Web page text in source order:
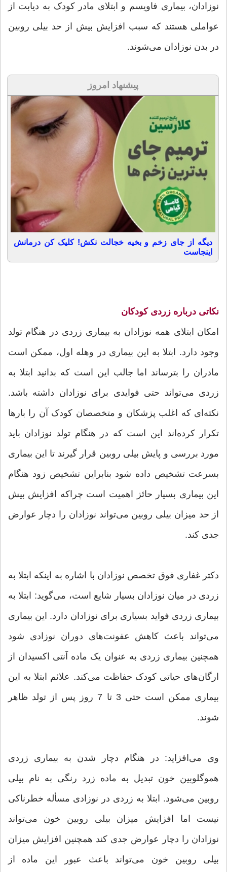
نوزادان، بیماری فاویسم و ابتلای مادر کودک به دیابت از
عواملی هستند که سبب افزایش بیش از حد بیلی روبین
در بدن نوزادان می‌شوند.
پیشنهاد امروز
دیگه از جای زخم و بخیه خجالت نکش! کلیک کن درمانش
اینجاست
نکاتی درباره زردی کودکان
امکان ابتلای همه نوزادان به بیماری زردی در هنگام تولد
وجود دارد. ابتلا به این بیماری در وهله اول، ممکن است
مادران را بترساند اما جالب این است که بدانید ابتلا به
زردی می‌تواند حتی فوایدی برای نوزادان داشته باشد.
نکته‌ای که اغلب پزشکان و متخصصان کودک آن را بارها
تکرار کرده‌اند این است که در هنگام تولد نوزادان باید
مورد بررسی و پایش بیلی روبین قرار گیرند تا این بیماری
بسرعت تشخیص داده شود بنابراین تشخیص زود هنگام
این بیماری بسیار حائز اهمیت است چراکه افزایش بیش
از حد میزان بیلی روبین می‌تواند نوزادان را دچار عوارض
جدی کند.
دکتر غفاری فوق تخصص نوزادان با اشاره به اینکه ابتلا به
زردی در میان نوزادان بسیار شایع است، می‌گوید: ابتلا به
بیماری زردی فواید بسیاری برای نوزادان دارد. این بیماری
می‌تواند باعث کاهش عفونت‌های دوران نوزادی شود
همچنین بیماری زردی به عنوان یک ماده آنتی اکسیدان از
ارگان‌های حیاتی کودک حفاظت می‌کند. علائم ابتلا به این
بیماری ممکن است حتی 3 تا 7 روز پس از تولد ظاهر
شوند.
وی می‌افزاید: در هنگام دچار شدن به بیماری زردی
هموگلوبین خون تبدیل به ماده زرد رنگی به نام بیلی
روبین می‌شود. ابتلا به زردی در نوزادی مسأله خطرناکی
نیست اما افزایش میزان بیلی روبین خون می‌تواند
نوزادان را دچار عوارض جدی کند همچنین افزایش میزان
بیلی روبین خون می‌تواند باعث عبور این ماده از